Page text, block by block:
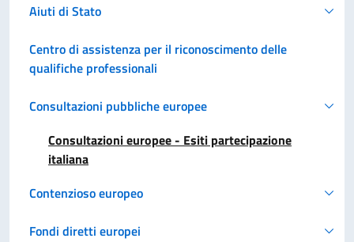
Aiuti di Stato
Centro di assistenza per il riconoscimento delle
qualifiche professionali
Consultazioni pubbliche europee
Consultazioni europee - Esiti partecipazione
italiana
Contenzioso europeo
Fondi diretti europei